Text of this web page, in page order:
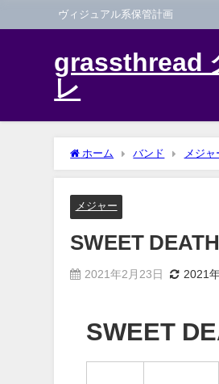
ヴィジュアル系保管計画
grassthread
レ
ホーム バンド メジャ
メジャー
SWEET
2021年2月23日 2021
SWEET